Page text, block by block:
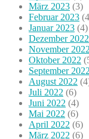
März 2023 (3)
Februar 2023
Januar 2023 (4)
Dezember 2022
November 2022
Oktober 2022
September 2022
August 2022
Juli 2022 (6)
Juni 2022 (4)
Mai 2022 (6)
April 2022 (6)
März 2022 (6)